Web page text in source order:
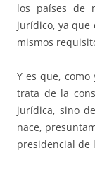
los países de
jurídico, ya que
mismos
Y es que,
trata de la
jurídica, sino
nace,
presidencial de